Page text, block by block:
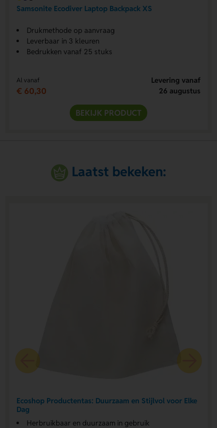
Samsonite Ecodiver Laptop Backpack XS
Drukmethode op aanvraag
Leverbaar in 3 kleuren
Bedrukken vanaf 25 stuks
Al vanaf
€ 60,30
Levering vanaf
26 augustus
BEKIJK PRODUCT
Laatst bekeken:
Ecoshop Productentas: Duurzaam en Stijlvol voor Elke
Dag
Herbruikbaar en duurzaam in gebruik